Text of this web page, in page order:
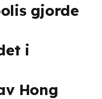
gjorde
i
Hong